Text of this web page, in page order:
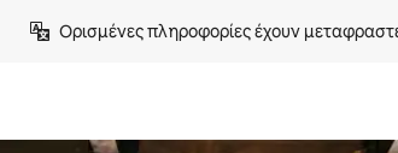
Ορισμένες πληροφορίες έχουν